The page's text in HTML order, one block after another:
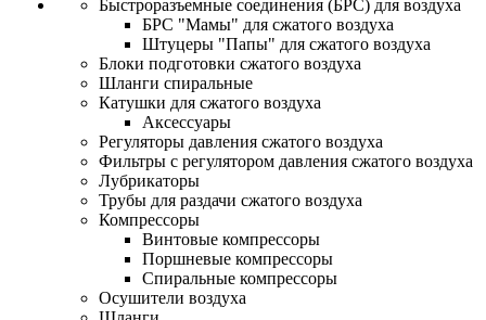
Быстроразъемные соединения (БРС) для воздуха
БРС "Мамы" для сжатого воздуха
Штуцеры "Папы" для сжатого воздуха
Блоки подготовки сжатого воздуха
Шланги спиральные
Катушки для сжатого воздуха
Аксессуары
Регуляторы давления сжатого воздуха
Фильтры с регулятором давления сжатого воздуха
Лубрикаторы
Трубы для раздачи сжатого воздуха
Компрессоры
Винтовые компрессоры
Поршневые компрессоры
Спиральные компрессоры
Осушители воздуха